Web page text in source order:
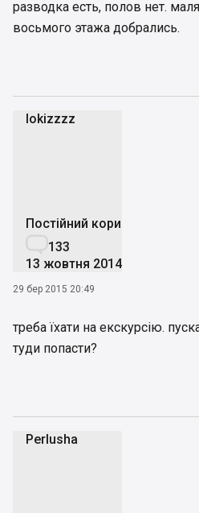
разводка есть, полов нет.
восьмого этажа добрались.
lokizzzz
Постійний користувач
133
13 жовтня 2014
29 бер 2015 20:49
треба їхати на екскурсію.
туди попасти?
Perlusha